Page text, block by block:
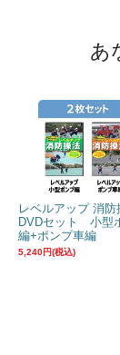
あ
レベルアップ 消防
DVDセット 小型
編+ポンプ車編
5,240円(税込)